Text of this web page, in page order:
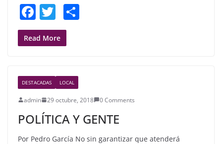
F
a
c
b
o
o
k
T
w
itt
Read More
DESTACADAS LOCAL
admin 29 octubre, 2018 0 Comments
POLÍTICA Y GENTE
Por Pedro García No sin garantizar que atenderá